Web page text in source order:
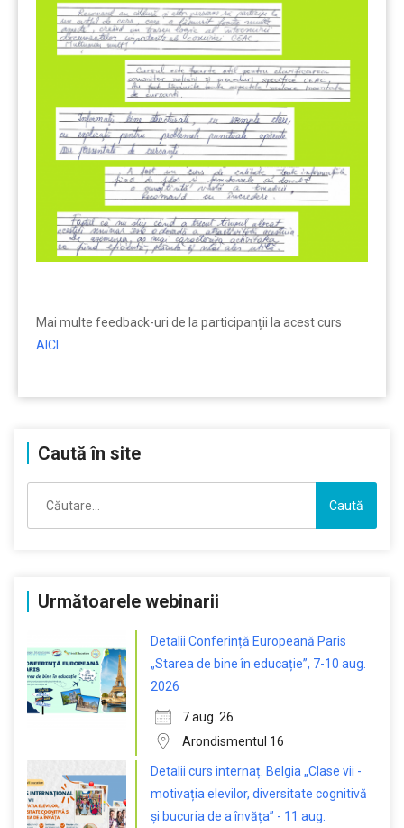
Mai multe feedback-uri de la participanții la acest curs
AICI.
Caută în site
după:
Următoarele webinarii
Detalii Conferință Europeană Paris
„Starea de bine în educație”, 7-10 aug.
2026
7 aug. 26
Arondismentul 16
Detalii curs internaț. Belgia „Clase vii -
motivația elevilor, diversitate cognitivă
și bucuria de a învăța” - 11 aug.